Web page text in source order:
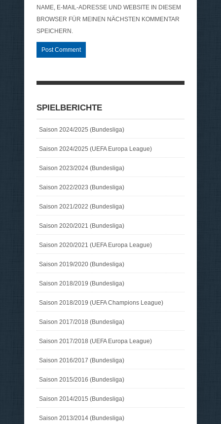
NAME, E-MAIL-ADRESSE UND WEBSITE IN DIESEM
BROWSER FÜR MEINEN NÄCHSTEN KOMMENTAR
SPEICHERN.
SPIELBERICHTE
Saison 2024/2025 (Bundesliga)
Saison 2024/2025 (UEFA Europa League)
Saison 2023/2024 (Bundesliga)
Saison 2022/2023 (Bundesliga)
Saison 2021/2022 (Bundesliga)
Saison 2020/2021 (Bundesliga)
Saison 2020/2021 (UEFA Europa League)
Saison 2019/2020 (Bundesliga)
Saison 2018/2019 (Bundesliga)
Saison 2018/2019 (UEFA Champions League)
Saison 2017/2018 (Bundesliga)
Saison 2017/2018 (UEFA Europa League)
Saison 2016/2017 (Bundesliga)
Saison 2015/2016 (Bundesliga)
Saison 2014/2015 (Bundesliga)
Saison 2013/2014 (Bundesliga)